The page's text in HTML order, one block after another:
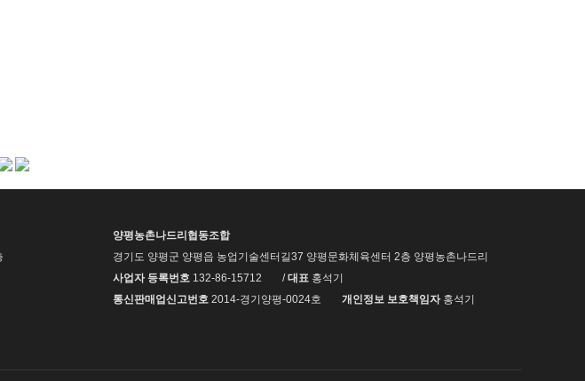
양평농촌나드리협동조합
경기도 양평군 양평읍 농업기술센터길37 양평문화체육센터 2층 양평농촌나드리
사업자 등록번호 132-86-15712 /대표 홍석기
통신판매업신고번호 2014-경기양평-0024호 개인정보 보호책임자홍석기